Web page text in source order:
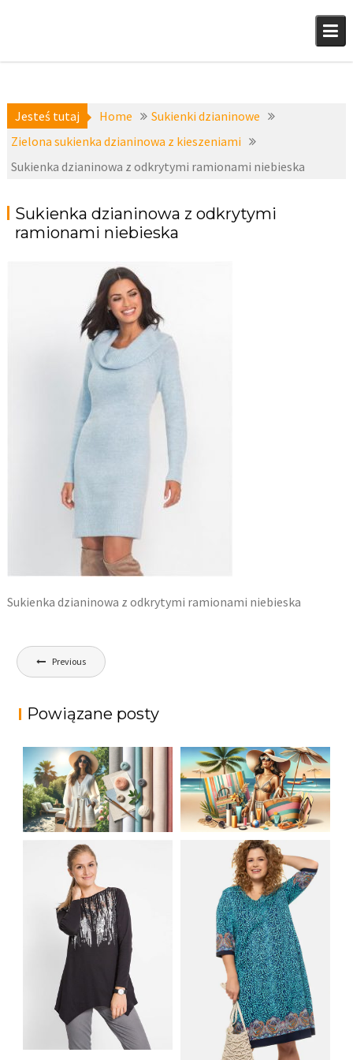
Jesteś tutaj Home
Sukienki dzianinowe
Zielona sukienka dzianinowa z kieszeniami
Sukienka dzianinowa z odkrytymi ramionami niebieska
Sukienka dzianinowa z odkrytymi
ramionami niebieska
Sukienka dzianinowa z odkrytymi ramionami niebieska
Nawigacja
wpisu
Previous
Powiązane posty
LETNIA MODA
PLAŻOWA: STROJE
KĄPIELOWE I
AKCESORIA, KTÓRE
MUSISZ MIEĆ
JAK STYLOWO
PRZETRWAĆ UPALNE
DNI: NAJLEPSZE
MATERIAŁY I KROJE
NA LATO